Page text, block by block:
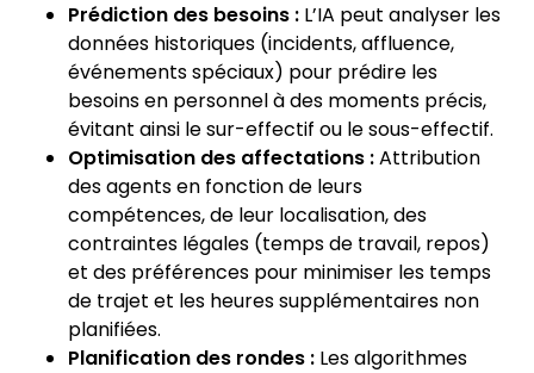
Prédiction des besoins :L’IA peut analyser les
données historiques (incidents, affluence,
événements spéciaux) pour prédire les
besoins en personnel à des moments précis,
évitant ainsi le sur-effectif ou le sous-effectif.
Optimisation des affectations :Attribution
des agents en fonction de leurs
compétences, de leur localisation, des
contraintes légales (temps de travail, repos)
et des préférences pour minimiser les temps
de trajet et les heures supplémentaires non
planifiées.
Planification des rondes :Les algorithmes